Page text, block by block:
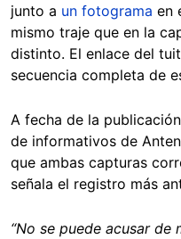
junto a un fotograma en
mismo traje que en la
distinto. El enlace del
secuencia completa de
A fecha de la
de informativos de
que ambas capturas
señala el registro más
“No se puede acusar de